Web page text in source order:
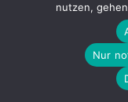
Die
nutzen,
Nur